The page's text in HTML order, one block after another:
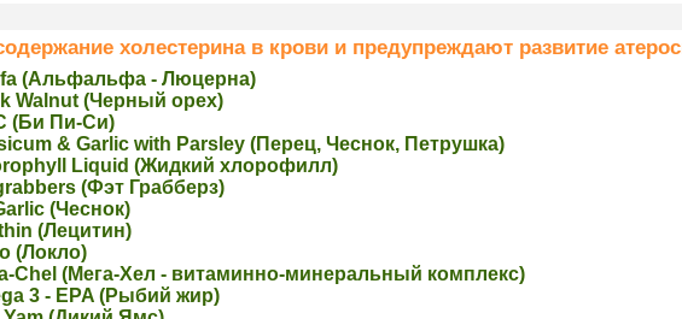
холестерина в крови и предупреждают развитие
(Альфальфа - Люцерна)
Walnut (Черный орех)
(Би Пи-Си)
& Garlic with Parsley (Перец, Чеснок, Петрушка)
Liquid (Жидкий хлорoфилл)
(Фэт Грабберз)
(Чеснoк)
(Лeцитин)
(Локло)
Chel (Мега-Хел - витаминно-минеральный комплекс)
3 - EPA (Рыбий жир)